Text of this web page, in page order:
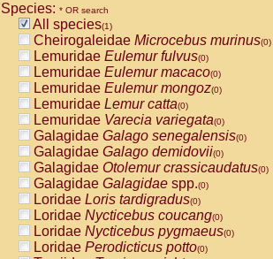
CebidaeCebus capucinus
CebidaeCebus nigrivittatus
CebidaeCebus spp.(0)
CebidaeSaimiri boliviensis(0)
CebidaeSaimiri sciureus(0)
AtelidaeAlouatta caraya(0)
AtelidaeAlouatta fusca(0)
AtelidaeAlouatta seniculus(0)
AtelidaeAlouattaspp.(0)
AtelidaeAteles belzebuth(0)
AtelidaeAteles geoffroyi(0)
AtelidaeAteles paniscus(0)
AtelidaeAtelesspp.(0)
AtelidaeLagothrix lagothricha(0)
AtelidaeLagothrix lagothricha cana
PitheciidaeCacajao calvus
Species: * OR search
All species(1)
Cheirogaleidae Microcebus murinus(0)
Lemuridae Eulemur fulvus(0)
Lemuridae Eulemur macaco(0)
Lemuridae Eulemur mongoz(0)
Lemuridae Lemur catta(0)
Lemuridae Varecia variegata(0)
Galagidae Galago senegalensis(0)
Galagidae Galago demidovii(0)
Galagidae Otolemur crassicaudatus(0)
Galagidae Galagidae spp.(0)
Loridae Loris tardigradus(0)
Loridae Nycticebus coucang(0)
Loridae Nycticebus pygmaeus(0)
Loridae Perodicticus potto(0)